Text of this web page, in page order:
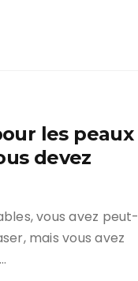
les peaux
devez
vous avez peut-
mais vous avez